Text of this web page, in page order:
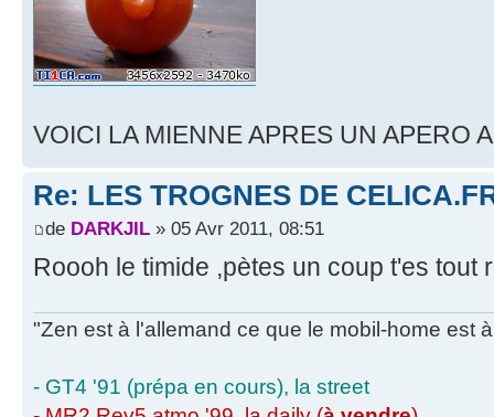
VOICI LA MIENNE APRES UN APERO
Re: LES TROGNES DE
de DARKJIL » 05 Avr 2011, 08:51
Roooh le timide ,pètes un coup t'es tout
"Zen est à l'allemand ce que le mobil-home est
- GT4 '91 (prépa en cours), la street